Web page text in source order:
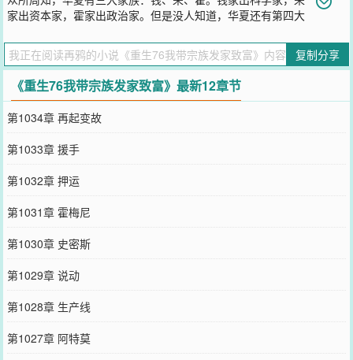
家出资本家，霍家出政治家。但是没人知道，华夏还有第四大
外，族人都是……暴发户！\n年轻时遭人陷害偷渡倭国最后成为黑道
一方大佬的王兴华晚年被林梦芷暗杀同归于尽，不想一睁眼又见到曾
日思夜想的林梦绮。这一世，王兴华发誓要好好呵护这个愧疚一生的
女人。本来只想平平静静的过着没羞没臊的日子，却一不小心带领全
族成为华夏最富裕的集体生产队。面对记者追问为什么能取得如此成
就，王兴华淡定的回应：每个成功的男人身后都有一个女人，而我，
有一群！
您要是觉得《重生76我带宗族发家致富
QQ群和微博微信里的朋友推荐哦！
复制分享
《重生76我带宗族发家致富》最新12章节
第1034章 再起变故
第1033章 援手
第1032章 押运
第1031章 霍梅尼
第1030章 史密斯
第1029章 说动
第1028章 生产线
第1027章 阿特莫